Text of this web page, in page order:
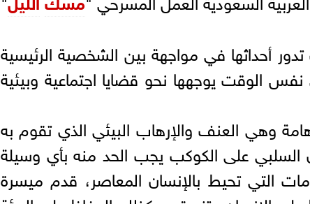
أحداثها في مواجهة بين الشخصية الرئيسية
الوقت يوجهها نحو قضايا اجتماعية وبيئية
وهي العنف والإرهاب البيئي الذي تقوم به
السلبي على الكوكب يجب الحد منه بأي وسيلة
التي تحيط بالإنسان المعاصر، قدم ميسرة